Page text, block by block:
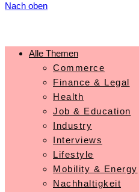
Nach oben
Alle Themen
Commerce
Finance & Legal
Health
Job & Education
Industry
Interviews
Lifestyle
Mobility & Energy
Nachhaltigkeit